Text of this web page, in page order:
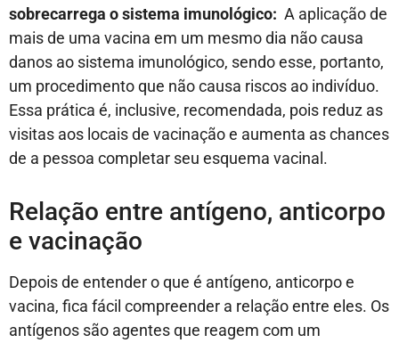
sobrecarrega o sistema imunológico: A aplicação de
mais de uma vacina em um mesmo dia não causa
danos ao sistema imunológico, sendo esse, portanto,
um procedimento que não causa riscos ao indivíduo.
Essa prática é, inclusive, recomendada, pois reduz as
visitas aos locais de vacinação e aumenta as chances
de a pessoa completar seu esquema vacinal.
Relação entre antígeno, anticorpo
e vacinação
Depois de entender o que é antígeno, anticorpo e
vacina, fica fácil compreender a relação entre eles. Os
antígenos são agentes que reagem com um